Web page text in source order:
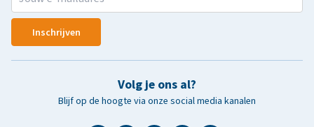
Inschrijven
Volg je ons al?
Blijf op de hoogte via onze social media kanalen